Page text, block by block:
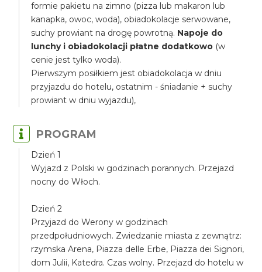
formie pakietu na zimno (pizza lub makaron lub
kanapka, owoc, woda), obiadokolacje serwowane,
suchy prowiant na drogę powrotną. Napoje do
lunchy i obiadokolacji płatne dodatkowo (w
cenie jest tylko woda).
Pierwszym posiłkiem jest obiadokolacja w dniu
przyjazdu do hotelu, ostatnim - śniadanie + suchy
prowiant w dniu wyjazdu),
PROGRAM
Dzień 1
Wyjazd z Polski w godzinach porannych. Przejazd
nocny do Włoch.
Dzień 2
Przyjazd do Werony w godzinach
przedpołudniowych. Zwiedzanie miasta z zewnątrz:
rzymska Arena, Piazza delle Erbe, Piazza dei Signori,
dom Julii, Katedra. Czas wolny. Przejazd do hotelu w